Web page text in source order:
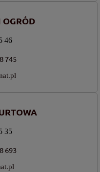
46
745
35
693